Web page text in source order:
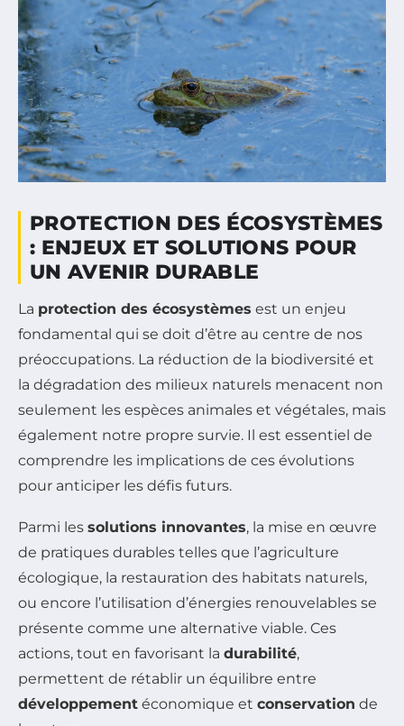
PROTECTION DES ÉCOSYSTÈMES
: ENJEUX ET SOLUTIONS POUR
UN AVENIR DURABLE
La protection des écosystèmes est un enjeu
fondamental qui se doit d’être au centre de nos
préoccupations. La réduction de la biodiversité et
la dégradation des milieux naturels menacent non
seulement les espèces animales et végétales, mais
également notre propre survie. Il est essentiel de
comprendre les implications de ces évolutions
pour anticiper les défis futurs.
Parmi les solutions innovantes, la mise en œuvre
de pratiques durables telles que l’agriculture
écologique, la restauration des habitats naturels,
ou encore l’utilisation d’énergies renouvelables se
présente comme une alternative viable. Ces
actions, tout en favorisant la durabilité,
permettent de rétablir un équilibre entre
développement économique et conservation de